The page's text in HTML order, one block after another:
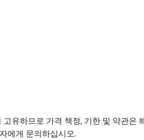
유하므로 가격 책정, 기한 및 약관은
에게 문의하십시오.